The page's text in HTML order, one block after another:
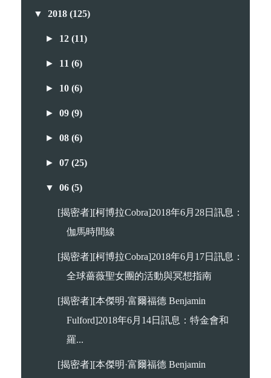
▼ 2018 (125)
► 12(11)
► 11(6)
► 10(6)
►09(9)
►08(6)
►07(25)
▼06(5)
[揭密者][柯博拉Cobra]2018年6月28日訊息：
伽馬時間線
[揭密者][柯博拉Cobra]2018年6月17日訊息：
全球薔薇聖女團的活動與冥想指南
[揭密者][本傑明·富爾福德 Benjamin
Fulford]2018年6月14日訊息：特金會和
羅...
[揭密者][本傑明·富爾福德 Benjamin